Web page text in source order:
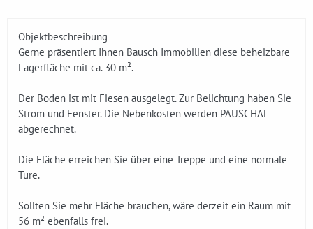
Objektbeschreibung
Gerne präsentiert Ihnen Bausch Immobilien diese beheizbare
Lagerfläche mit ca. 30 m².
Der Boden ist mit Fiesen ausgelegt. Zur Belichtung haben Sie
Strom und Fenster. Die Nebenkosten werden PAUSCHAL
abgerechnet.
Die Fläche erreichen Sie über eine Treppe und eine normale
Türe.
Sollten Sie mehr Fläche brauchen, wäre derzeit ein Raum mit
56 m² ebenfalls frei.